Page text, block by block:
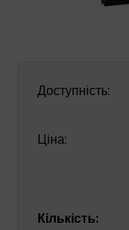
Доступність:
Ціна:
Кількість: